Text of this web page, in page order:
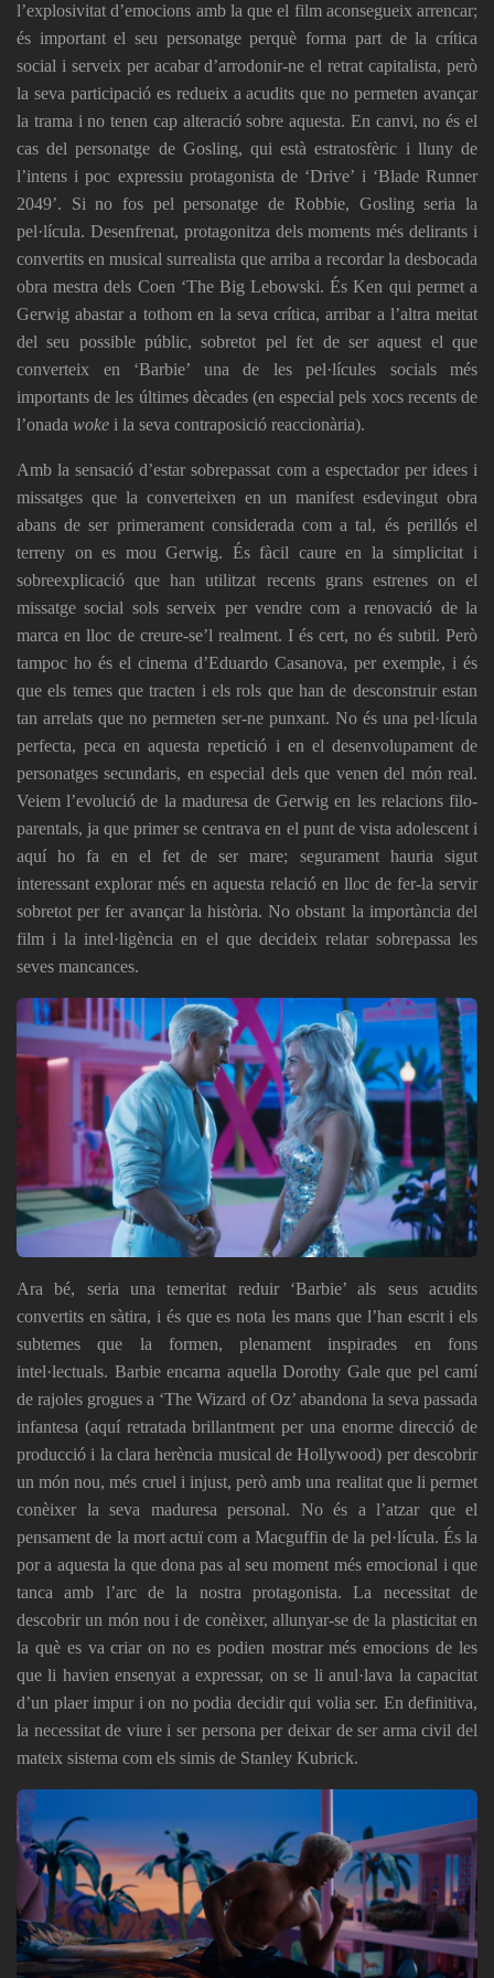
l’explosivitat d’emocions amb la que el film aconsegueix arrencar;
és important el seu personatge perquè forma part de la crítica
social i serveix per acabar d’arrodonir-ne el retrat capitalista, però
la seva participació es redueix a acudits que no permeten avançar
la trama i no tenen cap alteració sobre aquesta. En canvi, no és el
cas del personatge de Gosling, qui està estratosfèric i lluny de
l’intens i poc expressiu protagonista de ‘Drive’ i ‘Blade Runner
2049’. Si no fos pel personatge de Robbie, Gosling seria la
pel·lícula. Desenfrenat, protagonitza dels moments més delirants i
convertits en musical surrealista que arriba a recordar la desbocada
obra mestra dels Coen ‘The Big Lebowski. És Ken qui permet a
Gerwig abastar a tothom en la seva crítica, arribar a l’altra meitat
del seu possible públic, sobretot pel fet de ser aquest el que
converteix en ‘Barbie’ una de les pel·lícules socials més
importants de les últimes dècades (en especial pels xocs recents de
l’onada woke i la seva contraposició reaccionària).
Amb la sensació d’estar sobrepassat com a espectador per idees i
missatges que la converteixen en un manifest esdevingut obra
abans de ser primerament considerada com a tal, és perillós el
terreny on es mou Gerwig. És fàcil caure en la simplicitat i
sobreexplicació que han utilitzat recents grans estrenes on el
missatge social sols serveix per vendre com a renovació de la
marca en lloc de creure-se’l realment. I és cert, no és subtil. Però
tampoc ho és el cinema d’Eduardo Casanova, per exemple, i és
que els temes que tracten i els rols que han de desconstruir estan
tan arrelats que no permeten ser-ne punxant. No és una pel·lícula
perfecta, peca en aquesta repetició i en el desenvolupament de
personatges secundaris, en especial dels que venen del món real.
Veiem l’evolució de la maduresa de Gerwig en les relacions filo-
parentals, ja que primer se centrava en el punt de vista adolescent i
aquí ho fa en el fet de ser mare; segurament hauria sigut
interessant explorar més en aquesta relació en lloc de fer-la servir
sobretot per fer avançar la història. No obstant la importància del
film i la intel·ligència en el que decideix relatar sobrepassa les
seves mancances.
Ara bé, seria una temeritat reduir ‘Barbie’ als seus acudits
convertits en sàtira, i és que es nota les mans que l’han escrit i els
subtemes que la formen, plenament inspirades en fons
intel·lectuals. Barbie encarna aquella Dorothy Gale que pel camí
de rajoles grogues a ‘The Wizard of Oz’ abandona la seva passada
infantesa (aquí retratada brillantment per una enorme direcció de
producció i la clara herència musical de Hollywood) per descobrir
un món nou, més cruel i injust, però amb una realitat que li permet
conèixer la seva maduresa personal. No és a l’atzar que el
pensament de la mort actuï com a Macguffin de la pel·lícula. És la
por a aquesta la que dona pas al seu moment més emocional i que
tanca amb l’arc de la nostra protagonista. La necessitat de
descobrir un món nou i de conèixer, allunyar-se de la plasticitat en
la què es va criar on no es podien mostrar més emocions de les
que li havien ensenyat a expressar, on se li anul·lava la capacitat
d’un plaer impur i on no podia decidir qui volia ser. En definitiva,
la necessitat de viure i ser persona per deixar de ser arma civil del
mateix sistema com els simis de Stanley Kubrick.